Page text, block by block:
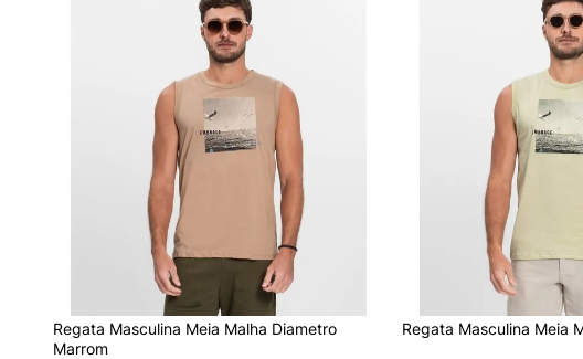
Regata Masculina Meia Malha Diametro
Marrom
Regata Masculina Meia